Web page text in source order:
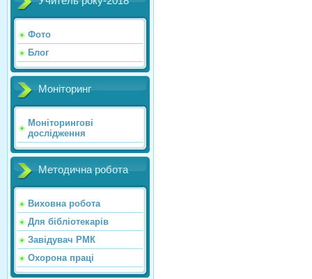
Фото
Блог
Моніторинг
Моніторингові
дослідження
Методична робота
Виховна робота
Для бібліотекарів
Завідувач РМК
Охорона праці